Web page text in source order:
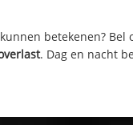
betekenen?
. Dag en nacht